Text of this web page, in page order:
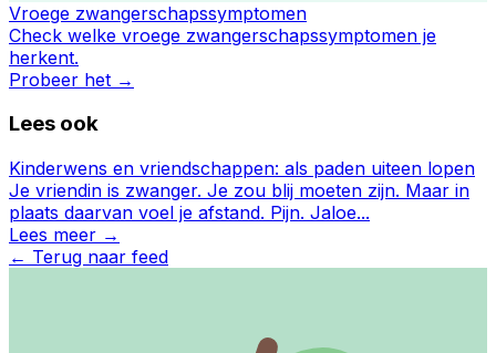
Vroege zwangerschapssymptomen
Check welke vroege zwangerschapssymptomen je
herkent.
Probeer het →
Lees ook
Kinderwens en vriendschappen: als paden uiteen lopen
Je vriendin is zwanger. Je zou blij moeten zijn. Maar in
plaats daarvan voel je afstand. Pijn. Jaloe...
Lees meer →
← Terug naar feed